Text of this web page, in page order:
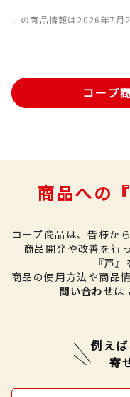
この商品情報は2026年7月
コープ
商品への
コープ商品は、皆様か
商品開発や改善を行
『声
商品の使用方法や商品
問い合わせは
例え
寄